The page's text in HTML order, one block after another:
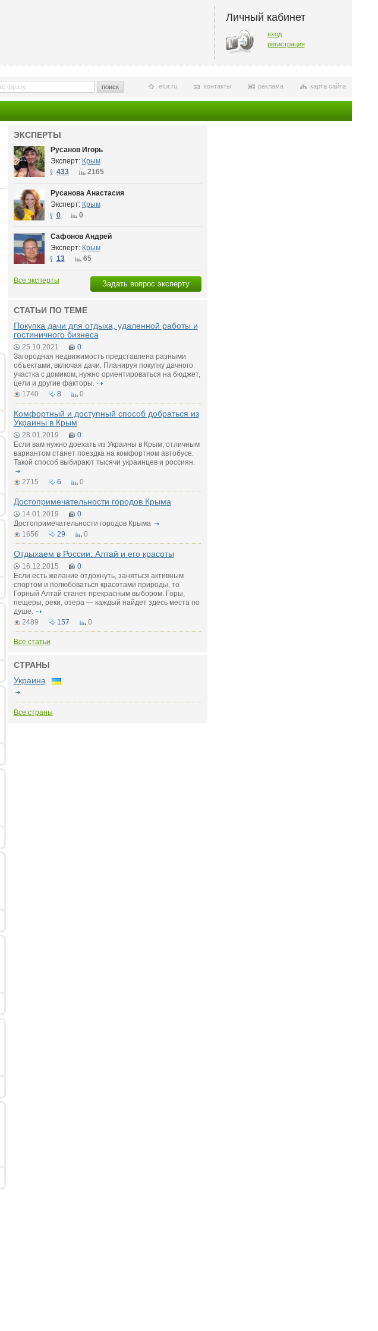
Личный кабинет
вход
регистрация
поиск карта сайта
реклама
контакты
etur.ru
ЭКСПЕРТЫ
Русанов Игорь
Эксперт: Крым
433
2165
Русанова Анастасия
Эксперт: Крым
0
0
Сафонов Андрей
Эксперт: Крым
13
65
Задать вопрос эксперту
Все эксперты
СТАТЬИ ПО ТЕМЕ
Покупка дачи для отдыха, удаленной работы и
гостиничного бизнеса
25.10.2021
0
Загородная недвижимость представлена разными
объектами, включая дачи. Планируя покупку дачного
участка с домиком, нужно ориентироваться на бюджет,
цели и другие факторы.
1740
8 0
Комфортный и доступный способ добраться из
Украины в Крым
28.01.2019
0
Если вам нужно доехать из Украины в Крым, отличным
вариантом станет поездка на комфортном автобусе.
Такой способ выбирают тысячи украинцев и россиян.
2715 6 0
Достопримечательности городов Крыма
14.01.2019
0
Достопримечательности городов Крыма
1656
29 0
Отдыхаем в России: Алтай и его красоты
16.12.2015
0
Если есть желание отдохнуть, заняться активным
спортом и полюбоваться красотами природы, то
Горный Алтай станет прекрасным выбором. Горы,
пещеры, реки, озера — каждый найдет здесь места по
душе.
2489
157 0
Все статьи
СТРАНЫ
Украина
Все страны